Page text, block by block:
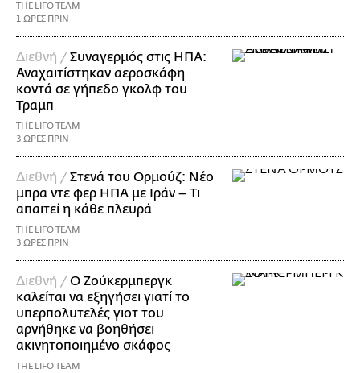
THE LIFO TEAM
1 ΩΡΕΣ ΠΡΙΝ
Διεθνή /Συναγερμός στις ΗΠΑ:
Αναχαιτίστηκαν αεροσκάφη
κοντά σε γήπεδο γκολφ του
Τραμπ
THE LIFO TEAM
3 ΩΡΕΣ ΠΡΙΝ
Διεθνή /Στενά του Ορμούζ: Νέο
μπρα ντε φερ ΗΠΑ με Ιράν – Τι
απαιτεί η κάθε πλευρά
THE LIFO TEAM
3 ΩΡΕΣ ΠΡΙΝ
Διεθνή /Ο Ζούκερμπεργκ
καλείται να εξηγήσει γιατί το
υπερπολυτελές γιοτ του
αρνήθηκε να βοηθήσει
ακινητοποιημένο σκάφος
THE LIFO TEAM